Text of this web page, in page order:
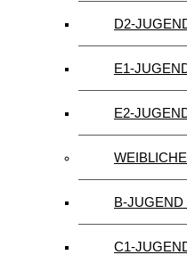
D2-
E1-
E2-
B-JUGEND
C1-